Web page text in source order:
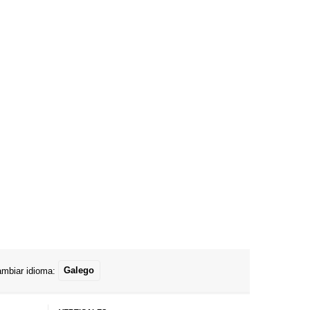
idioma: Galego